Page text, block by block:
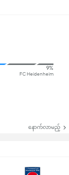
9%
FC Heidenheim
နောက်လာမည့်